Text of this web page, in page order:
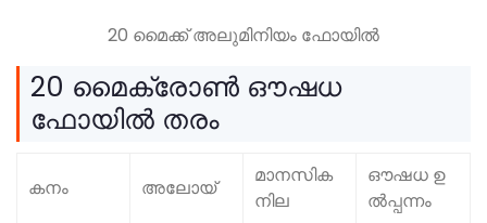
20 മൈക്ക് അലുമിനിയം ഫോയിൽ
20 മൈക്രോൺ ഔഷധ
ഫോയിൽ തരം
കനം അലോയ്
മാനസിക
നില
ഔഷധ ഉ
ൽപ്പന്നം